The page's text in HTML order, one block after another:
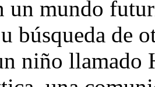
un mundo
búsqueda de
niño llamado